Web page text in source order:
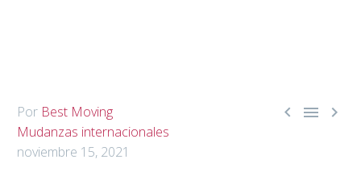
  
Por Best Moving
Mudanzas internacionales
noviembre 15, 2021